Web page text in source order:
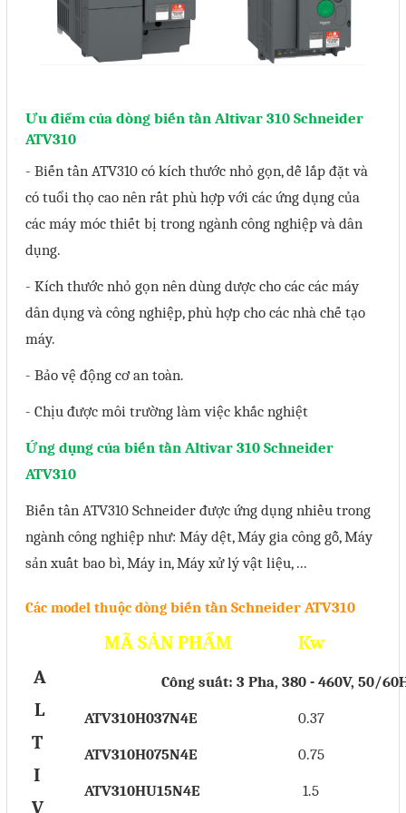
Ưu điểm của dòng biến tần Altivar 310 Schneider
ATV310
- Biến tần ATV310 có kích thước nhỏ gọn, dễ lắp đặt và
có tuổi thọ cao nên rất phù hợp với các ứng dụng của
các máy móc thiết bị trong ngành công nghiệp và dân
dụng.
- Kích thước nhỏ gọn nên dùng dược cho các các máy
dân dụng và công nghiệp, phù hợp cho các nhà chế tạo
máy.
- Bảo vệ động cơ an toàn.
- Chịu được môi trường làm việc khắc nghiệt
Ứng dụng của biến tần Altivar 310 Schneider
ATV310
Biến tần ATV310 Schneider được ứng dụng nhiều trong
ngành công nghiệp như: Máy dệt, Máy gia công gỗ, Máy
sản xuất bao bì, Máy in, Máy xử lý vật liệu, ...
Các model thuộc dòng biến tần Schneider ATV310
A
L
T
I
V
MÃ SẢN PHẨM Kw
Công suất: 3 Pha, 380 - 460V, 50/
ATV310H037N4E
0.37
ATV310H075N4E
0.75
ATV310HU15N4E
1.5
Sửa motor - Quấn motor
Sửa Cân Điện Tử
Lập trình màn hình HMI
Crack password PLC
Crack password HMI
Lấy Chương Trình HMI
Thông tin hữu ích
Hình ảnh sửa chữa
Liên hệ
Đóng
TRÊN MẠNG XÃ HỘI
Twitter
Gọi cho chúng tôi
Nhắn tin